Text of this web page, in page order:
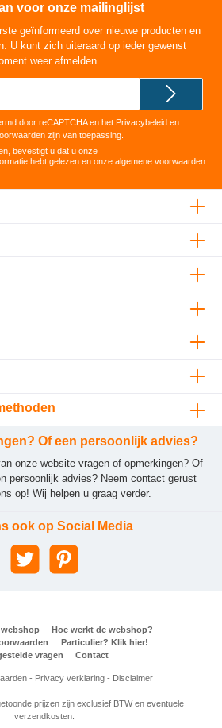
voor onze mailinglijst
geïnformeerd over nieuwe producten en
U kunt zich uiteraard op ieder gewenst
weer afmelden.
door reCAPTCHA en het Privacybeleiden
zijn van toepassing.
bevestigt u dat u onze
hebt gelezen en onzealgemene voorwaarden
Of een persoonlijk advies?
onze website vragen of opmerkingen? Of
persoonlijk advies? Neem contact gerust
op! Wij helpen u graag verder.
ook op Social Media
Hoe werkt de webshop?
Particulier? Klik hier!
vragen
Contact
- Privacy verklaring - Disclaimer
prijzen zijn exclusief BTW en eventuele
verzendkosten.